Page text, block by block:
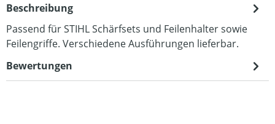
Beschreibung
Passend für STIHL Schärfsets und Feilenhalter sowie
Feilengriffe. Verschiedene Ausführungen lieferbar.
Bewertungen